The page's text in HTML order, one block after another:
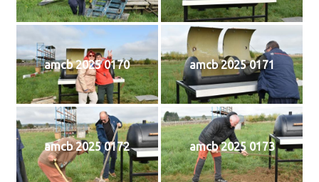
amcb 2025 0170 amcb 2025 0171
amcb 2025 0172 amcb 2025 0173